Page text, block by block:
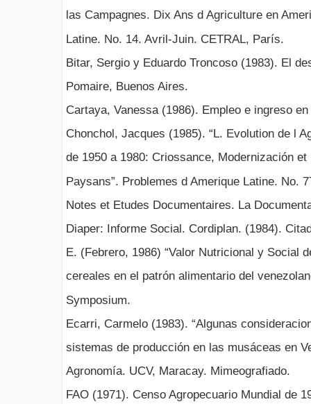
las Campagnes. Dix Ans d Agriculture en
Latine. No. 14. Avril-Juin. CETRAL, París.
Bitar, Sergio y Eduardo Troncoso (1983). El
Pomaire, Buenos Aires.
Cartaya, Vanessa (1986). Empleo e ingreso
Chonchol, Jacques (1985). “L. Evolution de l
de 1950 a 1980: Criossance, Modernización
Paysans”. Problemes d Amerique Latine. No.
Notes et Etudes Documentaires. La
Diaper: Informe Social. Cordiplan. (1984).
E. (Febrero, 1986) “Valor Nutricional y Social
cereales en el patrón alimentario del
Symposium.
Ecarri, Carmelo (1983). “Algunas
sistemas de producción en las musáceas en
Agronomía. UCV, Maracay. Mimeografiado.
FAO (1971). Censo Agropecuario Mundial de